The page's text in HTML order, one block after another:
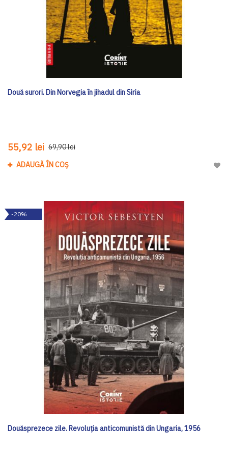
Două surori. Din Norvegia în jihadul din Siria
55,92 lei 69,90 lei
ADAUGĂ ÎN COȘ
-20%
Douăsprezece zile. Revoluția anticomunistă din Ungaria, 1956